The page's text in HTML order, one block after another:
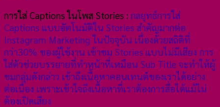
การใส่ Captions ในโพส Stories : กลยุทธ์การใส่
Captions แบบอัตโนมัติใน Stories สำคัญมากต่อ
Instagram Marketing ในปัจจุบัน เนื่องด้วยสถิติที่
กว่า30% ของผู้ใช้งาน เข้าชม Stories แบบไม่มีเสียง การ
ใส่ตัวช่วยบรรยายที่ทำหน้าที่เหมือน Sub Title จะทำให้ผู้
ชมกลุ่มดังกล่าว เข้าถึงเนื้อหาคอนเทนต์ของเราได้อย่าง
ต่อเนื่อง เพราะเข้าใจถึงเนื้อหาที่เราต้องการสื่อได้แม้ไม่
ต้องเปิดเสียง